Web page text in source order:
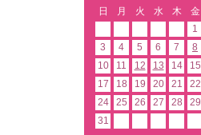
日 月 火 水 木 金
1
3
4 5 6 7 8
10
11 12 13 14 15
17
18 19 20 21 22
24
25 26 27 28 29
31